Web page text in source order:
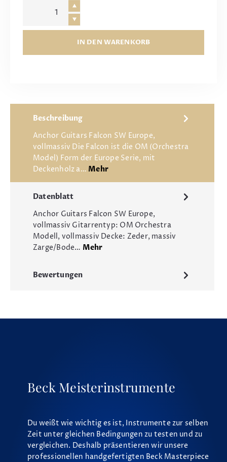
IN DEN WARENKORB
Beschreibung
Anchor Guitars Falcon SW Europe,
vollmassiv Die Falcon ist die OM (Orchestra
Model) Form der Europe Serie, mit
Deckenholz a… Mehr
Datenblatt
Anchor Guitars Falcon SW Europe,
vollmassiv Gitarrentyp: OM Orchestra
Modell, vollmassiv Decke: Zeder, massiv
Zarge/Bode… Mehr
Bewertungen
Beck Meisterinstrumente
Du weißt wie wichtig es ist, Instrumente zur selben
Zeit unter gleichen Bedingungen zu testen und zu
vergleichen. Deshalb präsentieren wir unsere
professionellen handgefertigten Beck Masterpiece